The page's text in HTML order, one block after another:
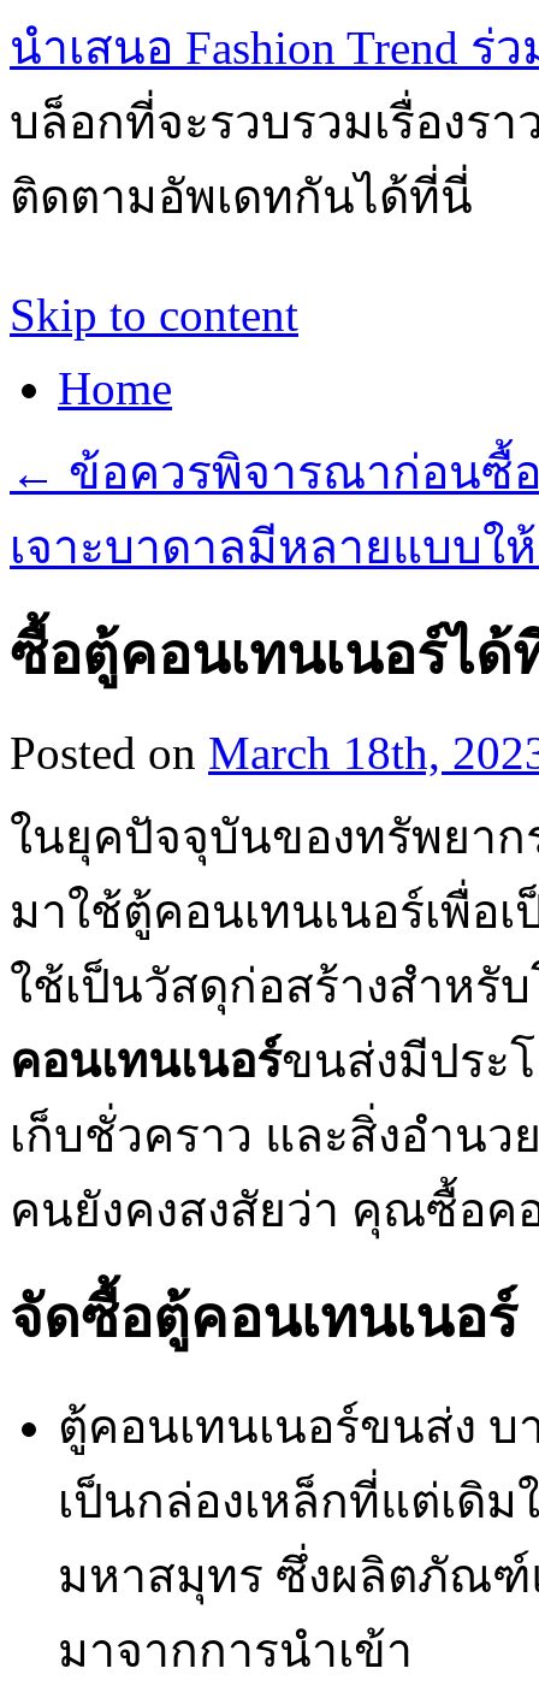
นำเสนอ Fashion Trend
บล็อกที่จะรวบรวมเรื่องร
ติดตามอัพเดทกันได้ที่นี่
Skip to content
Home
← ข้อควรพิจารณาก่อนซื้
เจาะบาดาลมีหลายแบบใ
ซื้อตู้คอนเทนเนอร์ได้
Posted on March 18th,
ในยุคปัจจุบันของทรัพยา
มาใช้ตู้คอนเทนเนอร์เพื่อ
ใช้เป็นวัสดุก่อสร้างสำหรั
คอนเทนเนอร์ขนส่งมีประ
เก็บชั่วคราว และสิ่งอำน
คนยังคงสงสัยว่า คุณซื้อค
จัดซื้อตู้คอนเทนเนอร์
ตู้คอนเทนเนอร์ขนส่ง บ
เป็นกล่องเหล็กที่แต่เดิ
มหาสมุทร ซึ่งผลิตภัณฑ์
มาจากการนำเข้า